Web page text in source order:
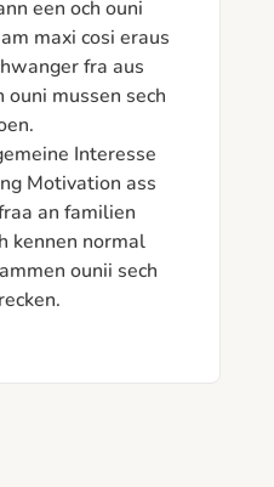
een och ouni
maxi cosi eraus
fra aus
mussen sech
Interesse
Motivation ass
an familien
kennen normal
ounii sech